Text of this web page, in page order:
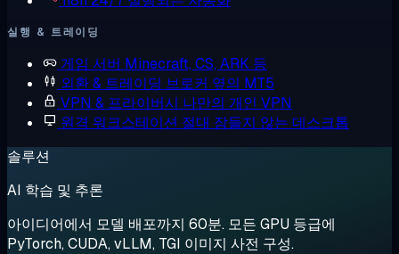
실행 & 트레이딩
게임 서버 Minecraft, CS, ARK 등
외환 & 트레이딩 브로커 옆의 MT5
VPN & 프라이버시 나만의 개인 VPN
원격 워크스테이션 절대 잠들지 않는 데스크톱
솔루션
AI 학습 및 추론
아이디어에서 모델 배포까지 60분. 모든 GPU 등급에
PyTorch, CUDA, vLLM, TGI 이미지 사전 구성.